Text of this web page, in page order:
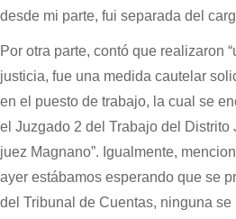
desde mi parte, fui separada del
Por otra parte, contó que realizaron
justicia, fue una medida cautelar
en el puesto de trabajo, la cual se
el Juzgado 2 del Trabajo del Distrito
juez Magnano”. Igualmente,
ayer estábamos esperando que se
del Tribunal de Cuentas, ninguna se